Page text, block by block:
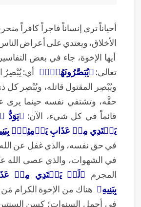
أحياناً ترى إنساناً فاجراً كافراً
الأخلاق، ويعتدي على أعراض
أيها الإخوة، جاء في بعض
تعالى:﴿يُبَصَّرُونَهُمۡۚ﴾ أي: يُبْصِرُ
ويُبْصِر المقتول قاتله، ويُبْصِر
حقَّه، وتشتفي نفسه حينما يرى
قائماً في كل شيء، الآن:
يَفۡتَدِي مِنۡ عَذَابِ يَوۡمِئِذِۭ
في حق نفسه، والذي غفل عن
في الشهوات، والذي عصى الله
المجرم ﴿لَوۡ يَفۡتَدِي مِنۡ
بِبَنِيهِ﴾ هناك من الإخوة الكرام مَن
في أجمل السنوات؛ كسن السنتين،